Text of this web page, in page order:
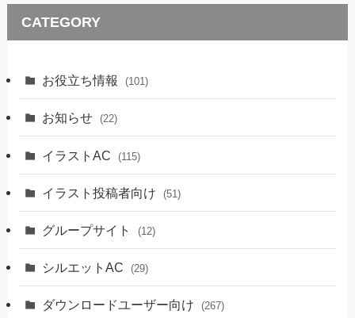
CATEGORY
お役立ち情報 (101)
お知らせ (22)
イラストAC (115)
イラスト投稿者向け (51)
グループサイト (12)
シルエットAC (29)
ダウンロードユーザー向け (267)